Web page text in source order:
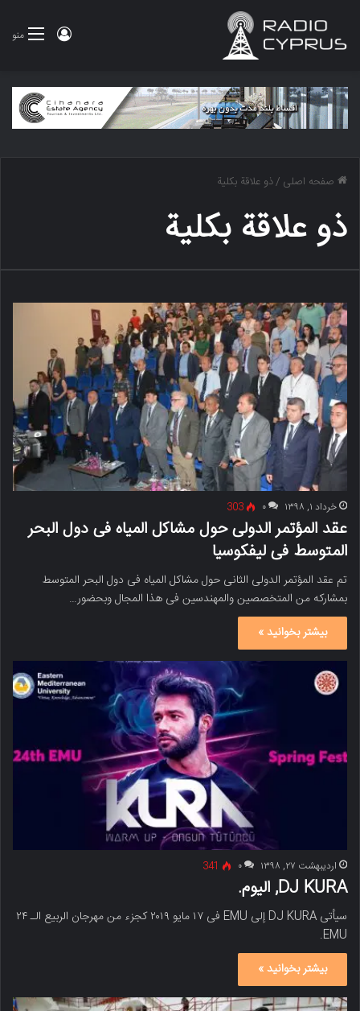
منو ورود
صفحه اصلی /ذو علاقة بكلية
ذو علاقة بكلية
خرداد ۱, ۱۳۹۸ ۰ 303
عقد المؤتمر الدولی حول مشاکل المیاه فی دول البحر
المتوسط ​​فی لیفکوسیا
تم عقد المؤتمر الدولی الثانی حول مشاکل المیاه فی دول البحر المتوسط ​​
بمشارکه من المتخصصین والمهندسین فی هذا المجال وبحضور…
بیشتر بخوانید »
اردیبهشت ۲۷, ۱۳۹۸ ۰ 341
DJ KURA, الیوم.
سیأتی DJ KURA إلى EMU فی ۱۷ مایو ۲۰۱۹ کجزء من مهرجان الربیع الـ ۲۴
EMU.
بیشتر بخوانید »